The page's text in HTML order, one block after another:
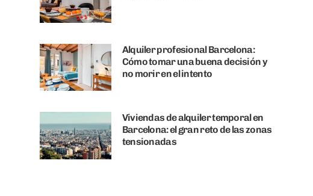
Alquiler profesional Barcelona:
Cómo tomar una buena decisión y
no morir en el intento
Viviendas de alquiler temporal en
Barcelona: el gran reto de las zonas
tensionadas